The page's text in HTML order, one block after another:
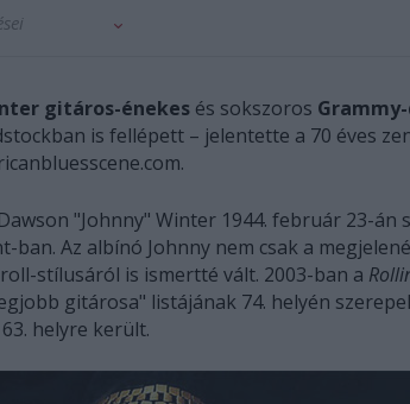
gitáros-énekes és sokszoros
is fellépett – jelentette a 70 éves
"Johnny" Winter 1944. február 23-án
ban. Az albínó Johnny nem csak a
stílusáról is ismertté vált. 2003-ban a
gitárosa" listájának 74. helyén
helyre került.